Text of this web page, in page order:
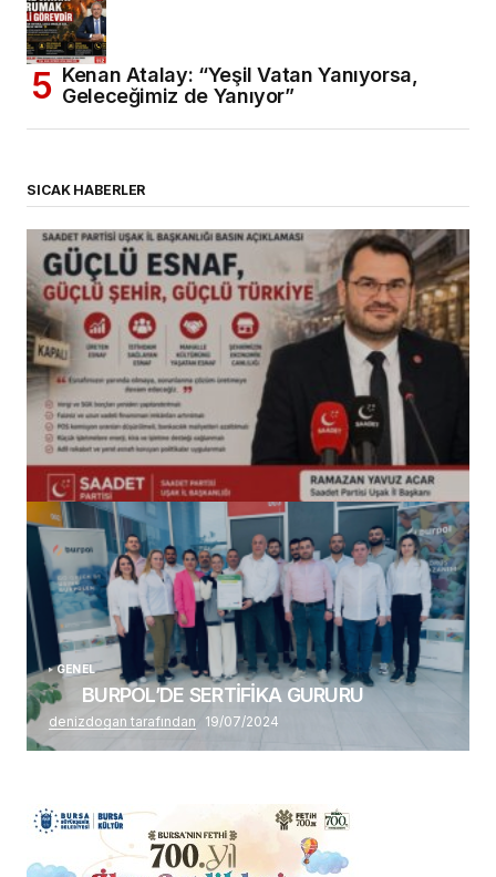
Kenan Atalay: “Yeşil Vatan Yanıyorsa,
Geleceğimiz de Yanıyor”
SICAK HABERLER
(başlıksız)
Alaattin Karahan tarafından 14/07/2026
GENEL
BURPOL’DE SERTİFİKA GURURU
denizdogan tarafından 19/07/2024